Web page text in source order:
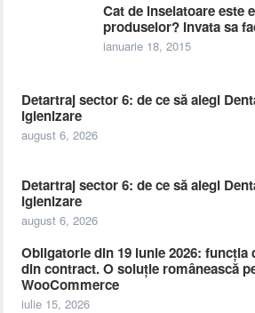
Cat de inselatoare este
produselor? Invata sa
ianuarie 18, 2015
Detartraj sector 6: de ce să alegi
igienizare
august 6, 2026
Detartraj sector 6: de ce să alegi
igienizare
august 6, 2026
Obligatorie din 19 iunie 2026: funcția
din contract. O soluție românească
WooCommerce
iulie 15, 2026